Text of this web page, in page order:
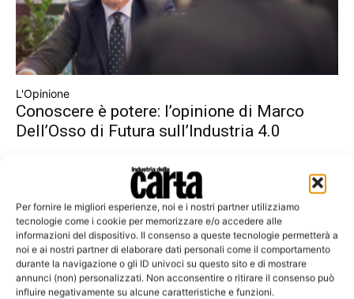
Per fornire le migliori esperienze, noi e i nostri partner utilizziamo
tecnologie come i cookie per memorizzare e/o accedere alle
informazioni del dispositivo. Il consenso a queste tecnologie permetterà a
noi e ai nostri partner di elaborare dati personali come il comportamento
durante la navigazione o gli ID univoci su questo sito e di mostrare
annunci (non) personalizzati. Non acconsentire o ritirare il consenso può
influire negativamente su alcune caratteristiche e funzioni.
L'Opinione
Conoscere è potere: l’opinione di Marco
Dell’Osso di Futura sull’Industria 4.0
Leggi la rivista